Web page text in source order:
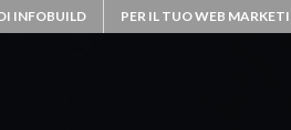
INFOBUILD PER IL TUO WEB